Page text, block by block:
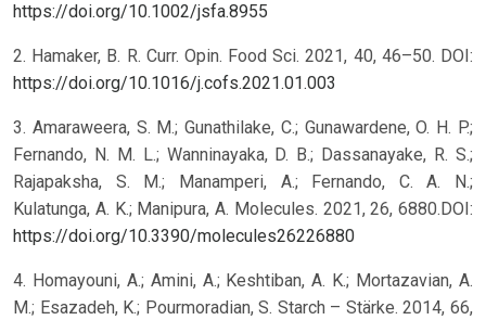
https://doi.org/10.1002/jsfa.8955
2. Hamaker, B. R. Curr. Opin. Food Sci. 2021, 40, 46–50. DOI:
https://doi.org/10.1016/j.cofs.2021.01.003
3. Amaraweera, S. M.; Gunathilake, C.; Gunawardene, O. H. P.;
Fernando, N. M. L.; Wanninayaka, D. B.; Dassanayake, R. S.;
Rajapaksha, S. M.; Manamperi, A.; Fernando, C. A. N.;
Kulatunga, A. K.; Manipura, A. Molecules. 2021, 26, 6880.DOI:
https://doi.org/10.3390/molecules26226880
4. Homayouni, A.; Amini, A.; Keshtiban, A. K.; Mortazavian, A.
M.; Esazadeh, K.; Pourmoradian, S. Starch – Stärke. 2014, 66,